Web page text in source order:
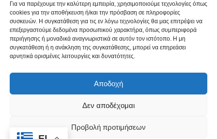
Για να παρέχουμε την καλύτερη εμπειρία, χρησιμοποιούμε τεχνολογίες όπως
cookies για την αποθήκευση ή/και την πρόσβαση σε πληροφορίες
συσκευών. Η συγκατάθεση για τις εν λόγω τεχνολογίες θα μας επιτρέψει να
επεξεργαστούμε δεδομένα προσωπικού χαρακτήρα, όπως συμπεριφορά
περιήγησης ή μοναδικά αναγνωριστικά σε αυτόν τον ιστότοπο. Η μη
συγκατάθεση ή η ανάκληση της συγκατάθεσης, μπορεί να επηρεάσει
αρνητικά ορισμένες λειτουργίες και δυνατότητες.
Αποδοχή
Δεν αποδέχομαι
Προβολή προτιμήσεων
Όροι Χρήσης
Πολιτική απορρήτου & Cookies
Ταυτότητα